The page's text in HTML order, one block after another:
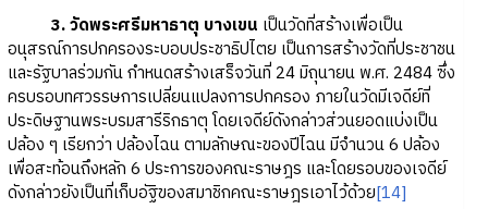
3. วัดพระศรีมหาธาตุ บางเขน เป็นวัดที่สร้างเพื่อเป็น
อนุสรณ์การปกครองระบอบประชาธิปไตย เป็นการสร้างวัดที่ประชาชน
และรัฐบาลร่วมกัน กำหนดสร้างเสร็จวันที่ 24 มิถุนายน พ.ศ. 2484 ซึ่ง
ครบรอบทศวรรษการเปลี่ยนแปลงการปกครอง ภายในวัดมีเจดีย์ที่
ประดิษฐานพระบรมสารีริกธาตุ โดยเจดีย์ดังกล่าวส่วนยอดแบ่งเป็น
ปล้อง ๆ เรียกว่า ปล้องไฉน ตามลักษณะของปีไฉน มีจำนวน 6 ปล้อง
เพื่อสะท้อนถึงหลัก 6 ประการของคณะราษฎร และโดยรอบของเจดีย์
ดังกล่าวยังเป็นที่เก็บอัฐิของสมาชิกคณะราษฎรเอาไว้ด้วย[14]